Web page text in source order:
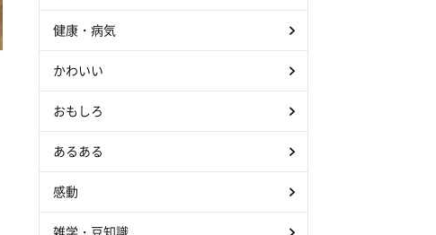
健康・病気
かわいい
おもしろ
あるある
感動